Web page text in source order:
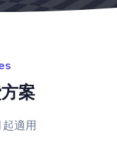
案
適用